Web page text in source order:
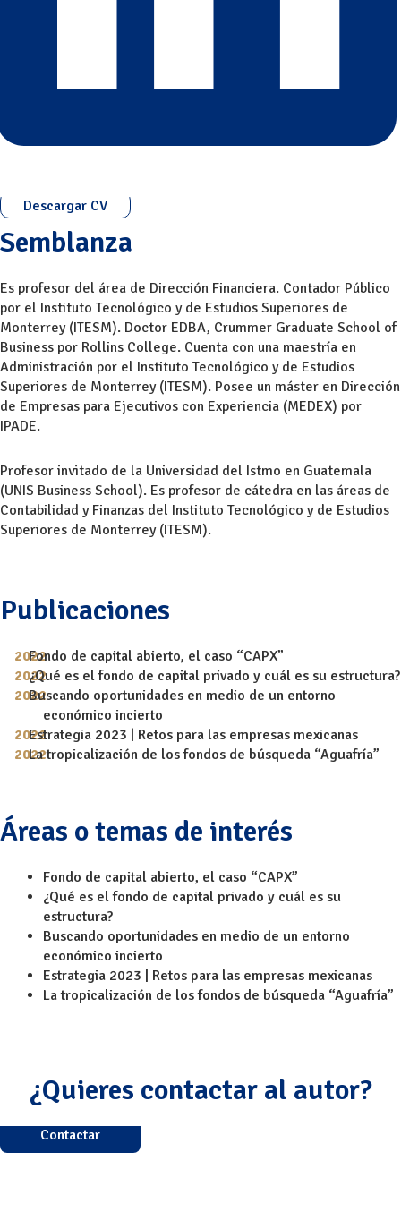
Descargar CV
Semblanza
Es profesor del área de Dirección Financiera. Contador Público
por el Instituto Tecnológico y de Estudios Superiores de
Monterrey (ITESM). Doctor EDBA, Crummer Graduate School of
Business por Rollins College. Cuenta con una maestría en
Administración por el Instituto Tecnológico y de Estudios
Superiores de Monterrey (ITESM). Posee un máster en Dirección
de Empresas para Ejecutivos con Experiencia (MEDEX) por
IPADE.
Profesor invitado de la Universidad del Istmo en Guatemala
(UNIS Business School). Es profesor de cátedra en las áreas de
Contabilidad y Finanzas del Instituto Tecnológico y de Estudios
Superiores de Monterrey (ITESM).
Publicaciones
Fondo de capital abierto, el caso “CAPX”
¿Qué es el fondo de capital privado y cuál es su estructura?
Buscando oportunidades en medio de un entorno
económico incierto
Estrategia 2023 | Retos para las empresas mexicanas
La tropicalización de los fondos de búsqueda “Aguafría”
Áreas o temas de interés
Fondo de capital abierto, el caso “CAPX”
¿Qué es el fondo de capital privado y cuál es su
estructura?
Buscando oportunidades en medio de un entorno
económico incierto
Estrategia 2023 | Retos para las empresas mexicanas
La tropicalización de los fondos de búsqueda “Aguafría”
¿Quieres contactar al autor?
Contactar